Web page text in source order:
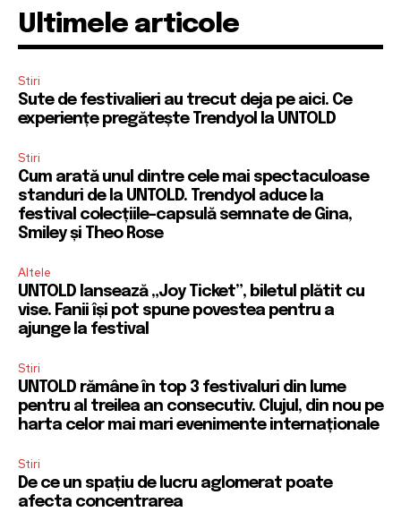
Ultimele articole
Stiri
Sute de festivalieri au trecut deja pe aici. Ce
experiențe pregătește Trendyol la UNTOLD
Stiri
Cum arată unul dintre cele mai spectaculoase
standuri de la UNTOLD. Trendyol aduce la
festival colecțiile-capsulă semnate de Gina,
Smiley și Theo Rose
Altele
UNTOLD lansează „Joy Ticket”, biletul plătit cu
vise. Fanii își pot spune povestea pentru a
ajunge la festival
Stiri
UNTOLD rămâne în top 3 festivaluri din lume
pentru al treilea an consecutiv. Clujul, din nou pe
harta celor mai mari evenimente internaționale
Stiri
De ce un spațiu de lucru aglomerat poate
afecta concentrarea